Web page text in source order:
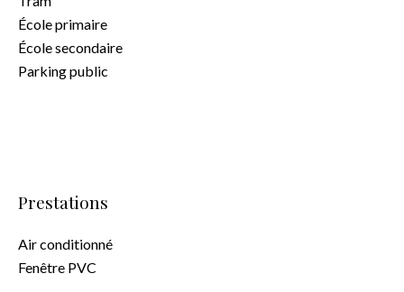
École primaire
École secondaire
Parking public
Prestations
Air conditionné
Fenêtre PVC